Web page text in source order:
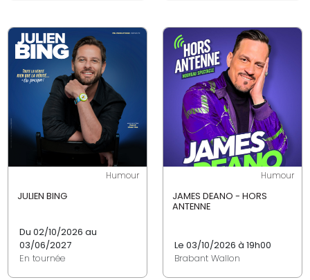
Humour
JULIEN BING
Du 02/10/2026 au
03/06/2027
En tournée
Humour
JAMES DEANO - HORS
ANTENNE
Le 03/10/2026 à 19h00
Brabant Wallon